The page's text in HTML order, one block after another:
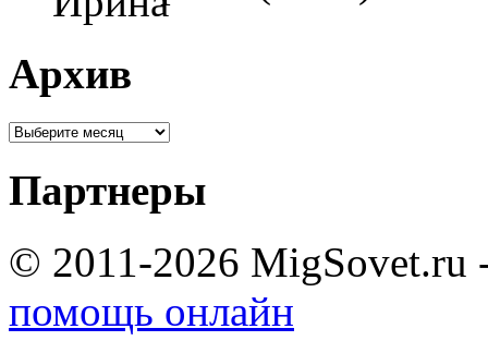
Архив
Партнеры
© 2011-2026 MigSovet.ru
помощь онлайн